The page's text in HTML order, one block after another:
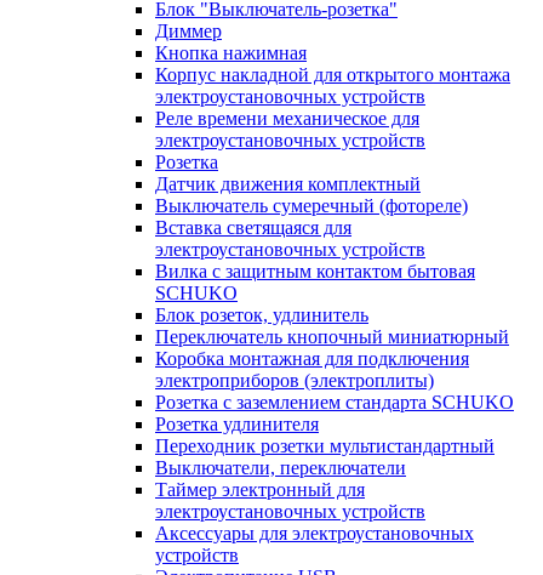
Блок "Выключатель-розетка"
Диммер
Кнопка нажимная
Корпус накладной для открытого монтажа
электроустановочных устройств
Реле времени механическое для
электроустановочных устройств
Розетка
Датчик движения комплектный
Выключатель сумеречный (фотореле)
Вставка светящаяся для
электроустановочных устройств
Вилка с защитным контактом бытовая
SCHUKO
Блок розеток, удлинитель
Переключатель кнопочный миниатюрный
Коробка монтажная для подключения
электроприборов (электроплиты)
Розетка с заземлением стандарта SCHUKO
Розетка удлинителя
Переходник розетки мультистандартный
Выключатели, переключатели
Таймер электронный для
электроустановочных устройств
Аксессуары для электроустановочных
устройств